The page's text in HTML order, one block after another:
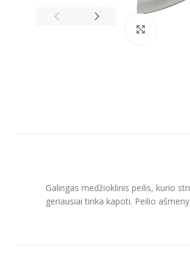
Galingas medžioklinis peilis, kurio
geriausiai tinka kapoti. Peilio